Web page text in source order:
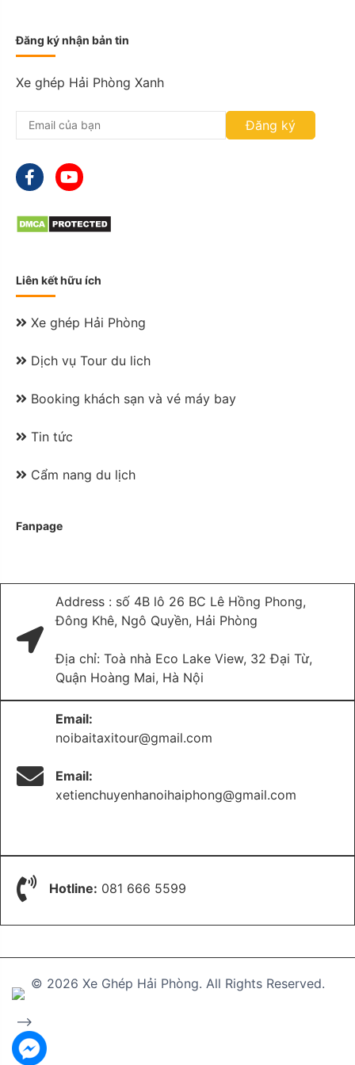
s
l
s
h
M
M
l
a
h
Y
Y
Đăng ký nhận bản tin
Xe ghép Hải Phòng Xanh
Đăng ký
Liên kết hữu ích
Xe ghép Hải Phòng
Dịch vụ Tour du lich
Booking khách sạn và vé máy bay
Tin tức
Cẩm nang du lịch
Fanpage
Address : số 4B lô 26 BC Lê Hồng Phong,
Đông Khê, Ngô Quyền, Hải Phòng
Địa chỉ: Toà nhà Eco Lake View, 32 Đại Từ,
Quận Hoàng Mai, Hà Nội
Email:
noibaitaxitour@gmail.com
Email:
xetienchuyenhanoihaiphong@gmail.com
Hotline: 081 666 5599
© 2026 Xe Ghép Hải Phòng. All Rights Reserved.
-->